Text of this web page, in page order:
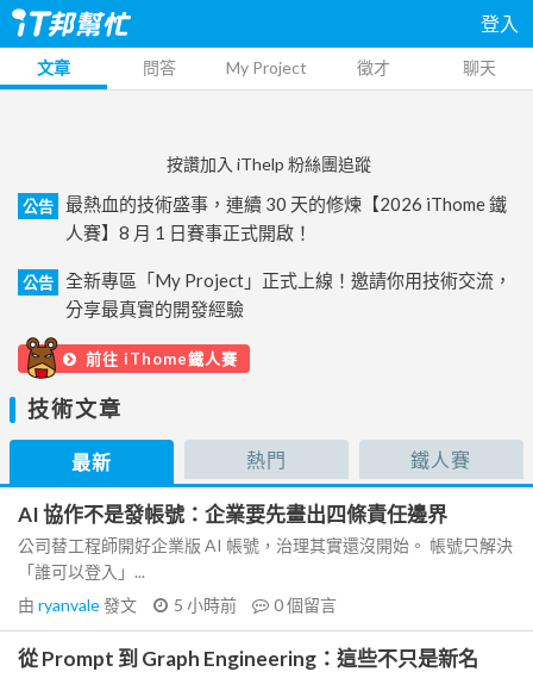
登入
文章 問答 My Project 徵才 聊天
按讚加入 iThelp 粉絲團追蹤
公告
最熱血的技術盛事，連續 30 天的修煉【2026 iThome 鐵
人賽】8 月 1 日賽事正式開啟！
公告
全新專區「My Project」正式上線！邀請你用技術交流，
分享最真實的開發經驗
前往 iThome鐵人賽
技術文章
最新 熱門 鐵人賽
AI 協作不是發帳號：企業要先畫出四條責任邊界
公司替工程師開好企業版 AI 帳號，治理其實還沒開始。 帳號只解決
「誰可以登入」...
由 ryanvale發文 5 小時前 0個留言
從 Prompt 到 Graph Engineering：這些不只是新名